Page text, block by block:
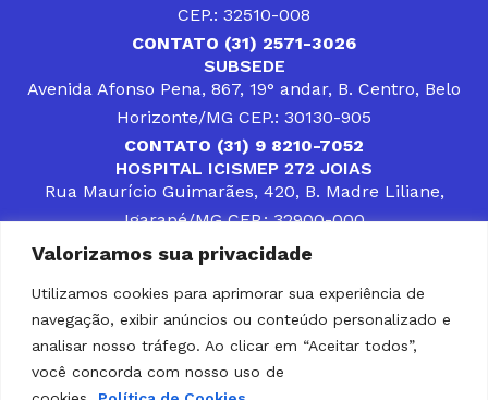
Valorizamos sua privacidade
Utilizamos cookies para aprimorar sua experiência de
navegação, exibir anúncios ou conteúdo personalizado e
analisar nosso tráfego. Ao clicar em “Aceitar todos”,
você concorda com nosso uso de
CEP.: 32510-008
CONTATO (31) 2571-3026
SUBSEDE
Avenida Afonso Pena, 867, 19° andar, B. Centro, Belo
Horizonte/MG CEP.: 30130-905
CONTATO (31) 9 8210-7052
HOSPITAL ICISMEP 272 JOIAS
Rua Maurício Guimarães, 420, B. Madre Liliane,
Igarapé/MG CEP.: 32900-000
CONTATOS (31) 3512-4400 ou (31) 9 8309-8660
DESENVOLVER SOLUÇÕES, AÇÕES E SERVIÇOS
PÚBLICOS QUE COMPLEMENTEM A ASSISTÊNCIA À
POPULAÇÃO DA REGIÃO EM QUE ATUA, SENDO
PARCEIRO DOS MUNICÍPIOS CONSORCIADOS NA
SOLUÇÃO DE DIFICULDADES ENFRENTADAS POR
GESTORES MUNICIPAIS, É O COMPROMISSO DO
ICISMEP.